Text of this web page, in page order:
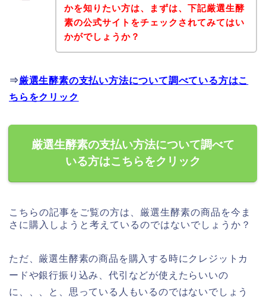
かを知りたい方は、まずは、下記厳選生酵
素の公式サイトをチェックされてみてはい
かがでしょうか？
⇒厳選生酵素の支払い方法について調べている方はこ
ちらをクリック
厳選生酵素の支払い方法について調べて
いる方はこちらをクリック
こちらの記事をご覧の方は、厳選生酵素の商品を今ま
さに購入しようと考えているのではないでしょうか？
ただ、厳選生酵素の商品を購入する時にクレジットカ
ードや銀行振り込み、代引などが使えたらいいの
に、、、と、思っている人もいるのではないでしょう